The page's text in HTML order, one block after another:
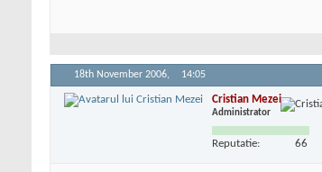
18th November 2006, 14:05
Cristian Mezei
Administrator
Reputatie: 66